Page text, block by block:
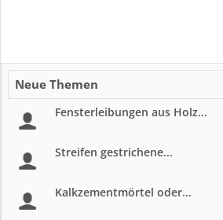
Neue Themen
Fensterleibungen aus Holz...
Streifen gestrichene...
Kalkzementmörtel oder...